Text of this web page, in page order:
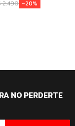
2.490 20
NO PERDERTE